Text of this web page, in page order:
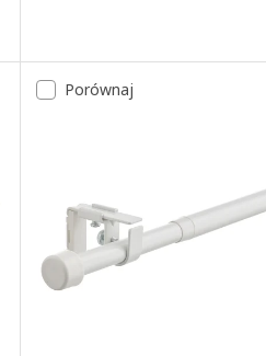
podwójny karnisz, z
Porównaj